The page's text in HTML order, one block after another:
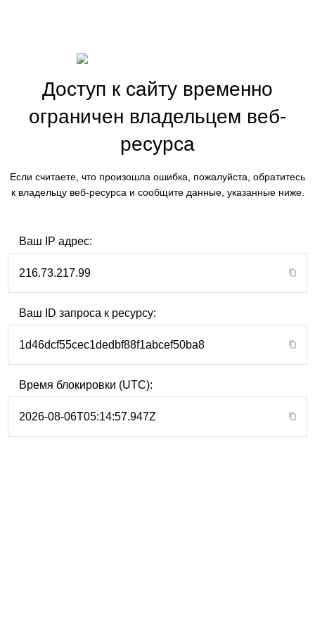
Доступ к сайту временно
ограничен владельцем веб-
ресурса
Если считаете, что произошла ошибка, пожалуйста, обратитесь
к владельцу веб-ресурса и сообщите данные, указанные ниже.
Ваш IP адрес:
216.73.217.99
Ваш ID запроса к ресурсу:
1d46dcf55cec1dedbf88f1abcef50ba8
Время блокировки (UTC):
2026-08-06T05:14:57.947Z